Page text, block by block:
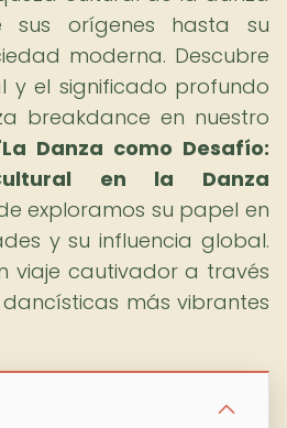
sus orígenes hasta su
moderna. Descubre
y el significado profundo
breakdance en nuestro
La Danza como Desafío:
en la Danza
exploramos su papel en
y su influencia global.
viaje cautivador a través
más vibrantes